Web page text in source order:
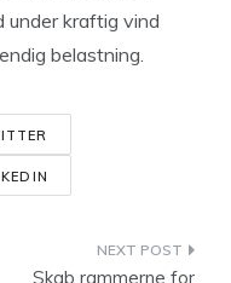
under kraftig vind
belastning.
Skab rammerne for